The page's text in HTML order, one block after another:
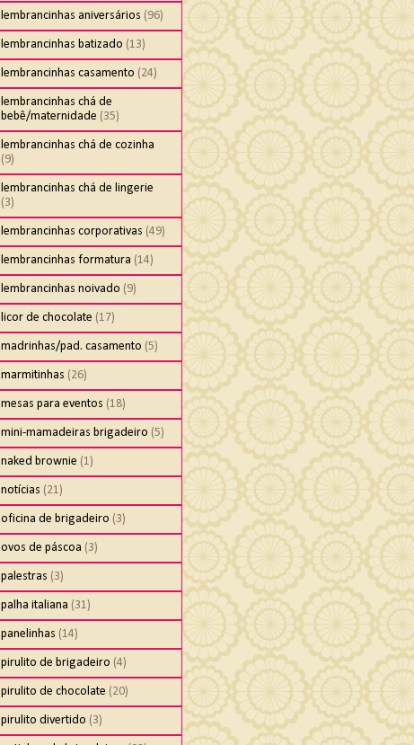
lembrancinhas aniversários (96)
lembrancinhas batizado (13)
lembrancinhas casamento (24)
lembrancinhas chá de
bebê/maternidade (35)
lembrancinhas chá de cozinha
(9)
lembrancinhas chá de lingerie
(3)
lembrancinhas corporativas (49)
lembrancinhas formatura (14)
lembrancinhas noivado (9)
licor de chocolate (17)
madrinhas/pad. casamento (5)
marmitinhas (26)
mesas para eventos (18)
mini-mamadeiras brigadeiro (5)
naked brownie (1)
notícias (21)
oficina de brigadeiro (3)
ovos de páscoa (3)
palestras (3)
palha italiana (31)
panelinhas (14)
pirulito de brigadeiro (4)
pirulito de chocolate (20)
pirulito divertido (3)